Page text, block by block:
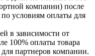
компании) после
условиям оплаты для
в зависимости от
100% оплаты товара
партнеров компании.